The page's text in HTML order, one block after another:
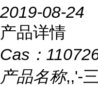
2019-08-24
产品详情
Cas：
产品名称,,'-